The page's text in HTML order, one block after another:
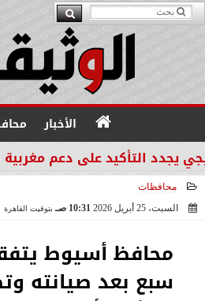
الأخبار
التأكيد على دعم مغربية
محافظات
السبت، 25 أبريل 2026
10:31 صـ بتوقيت القاهرة
محافظ أسيوط
سبع بعد صيانته